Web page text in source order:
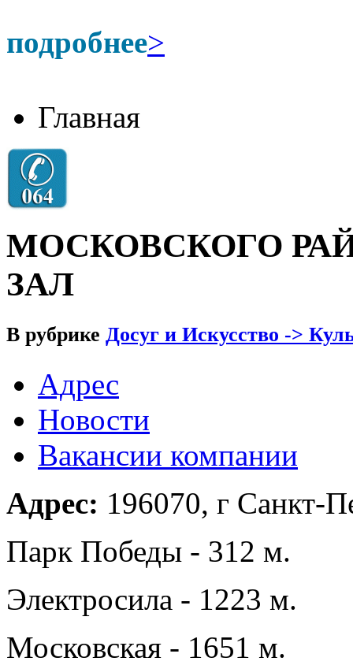
подробнее>
Главная
МОСКОВСКОГО
ЗАЛ
В рубрике Досуг и Искусство ->
Адрес
Новости
Вакансии компании
Адрес: 196070, г Санкт-
Парк Победы - 312 м.
Электросила - 1223 м.
Московская - 1651 м.